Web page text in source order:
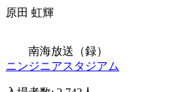
原田 虹輝
南海放送（録）
ニンジニアスタジアム